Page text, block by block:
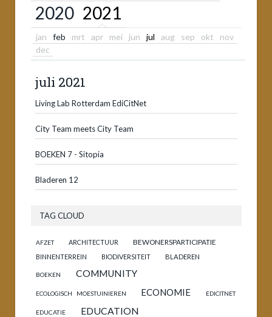
2020 2021
jan feb mrt apr mei jun jul aug sep okt
nov
dec
juli 2021
Living Lab Rotterdam EdiCitNet
City Team meets City Team
BOEKEN 7 - Sitopia
Bladeren 12
TAG CLOUD
AFZET ARCHITECTUUR BEWONERSPARTICIPATIE
BINNENTERREIN BIODIVERSITEIT BLADEREN
BOEKEN COMMUNITY
ECOLOGISCH MOESTUINIEREN ECONOMIE EDICITNET
EDUCATIE EDUCATION